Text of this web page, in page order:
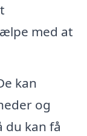
med at
kan
og
du kan få